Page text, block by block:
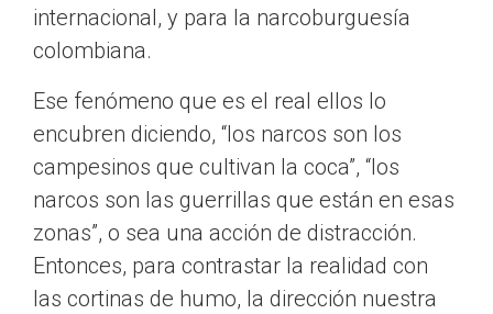
internacional, y para la narcoburguesía
colombiana.
Ese fenómeno que es el real ellos lo
encubren diciendo, “los narcos son los
campesinos que cultivan la coca”, “los
narcos son las guerrillas que están en esas
zonas”, o sea una acción de distracción.
Entonces, para contrastar la realidad con
las cortinas de humo, la dirección nuestra